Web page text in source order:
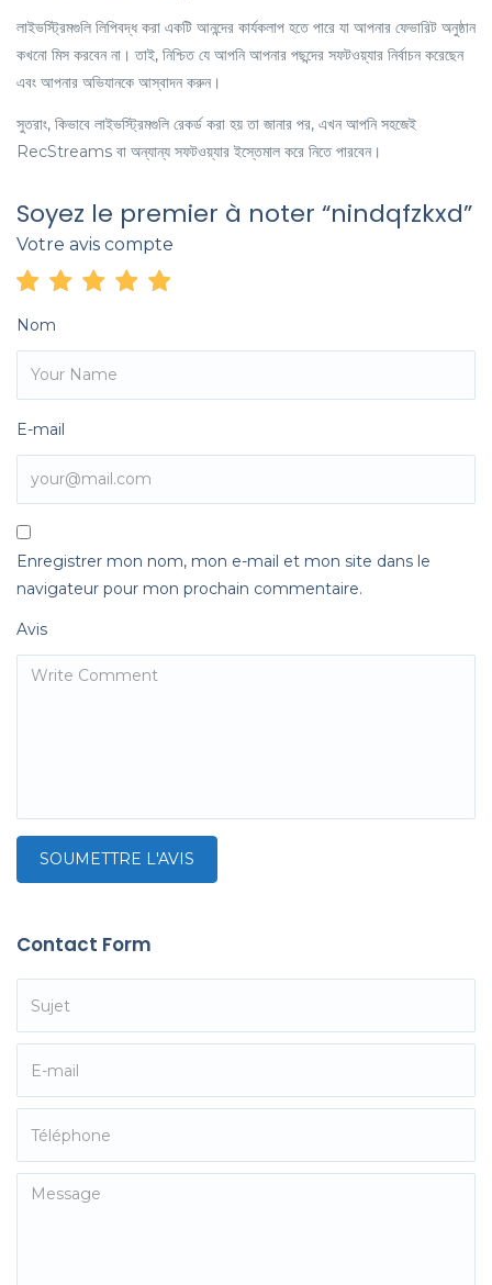
লাইভস্ট্রিমগুলি লিপিবদ্ধ করা একটি আনন্দের কার্যকলাপ হতে পারে যা আপনার ফেভারিট অনুষ্ঠান
কখনো মিস করবেন না। তাই, নিশ্চিত যে আপনি আপনার পছন্দের সফটওয়্যার নির্বাচন করেছেন
এবং আপনার অভিযানকে আস্বাদন করুন।
সুতরাং, কিভাবে লাইভস্ট্রিমগুলি রেকর্ড করা হয় তা জানার পর, এখন আপনি সহজেই
RecStreams বা অন্যান্য সফটওয়্যার ইস্তেমাল করে নিতে পারবেন।
Soyez le premier à noter “nindqfzkxd”
Votre avis compte
Nom
E-mail
Enregistrer mon nom, mon e-mail et mon site dans le
navigateur pour mon prochain commentaire.
Avis
Contact Form